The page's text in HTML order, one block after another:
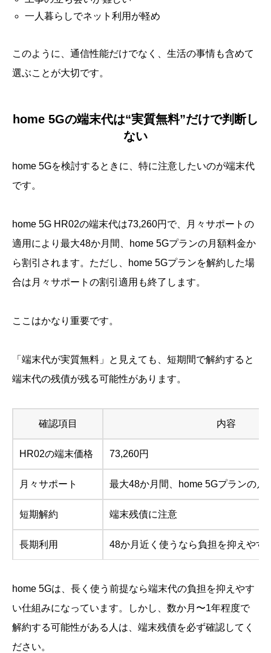
一人暮らしでネット利用が軽め
このように、通信性能だけでなく、生活の事情も含めて
選ぶことが大切です。
home 5Gの端末代は“実質無料”だけで判断し
ない
home 5Gを検討するときに、特に注意したいのが端末代
です。
home 5G HR02の端末代は73,260円で、月々サポートの
適用により最大48か月間、home 5Gプランの月額料金か
ら割引されます。ただし、home 5Gプランを解約した場
合は月々サポートの割引適用も終了します。
ここはかなり重要です。
「端末代が実質無料」と見えても、短期間で解約すると
端末代の残債が残る可能性があります。
確認項目 内容
HR02の端末価格 73,260円
月々サポート 最大48か月間、home 5Gプランの月
短期解約 端末残債に注意
長期利用 48か月近く使うなら負担を抑えやす
home 5Gは、長く使う前提なら端末代の負担を抑えやす
い仕組みになっています。しかし、数か月〜1年程度で
解約する可能性がある人は、端末残債を必ず確認してく
ださい。